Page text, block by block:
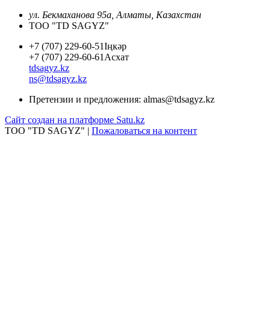
ул. Бекмаханова 95а, Алматы, Казахстан
ТОО "TD SAGYZ"
+7 (707) 229-60-51Іңкәр
+7 (707) 229-60-61 Асхат
tdsagyz.kz
ns@tdsagyz.kz
Претензии и предложения: almas@tdsagyz.kz
Сайт создан на платформе Satu.kz
ТОО "TD SAGYZ" | Пожаловаться на контент